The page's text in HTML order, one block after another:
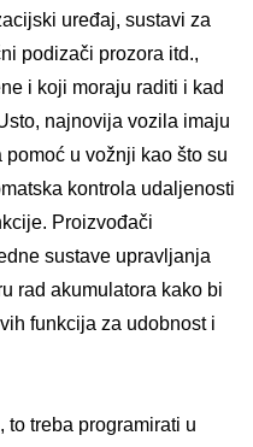
uređaj, sustavi za
podizači prozora itd.,
i koji moraju raditi i kad
najnovija vozila imaju
u vožnji kao što su
kontrola udaljenosti
Proizvođači
sustave upravljanja
rad akumulatora kako bi
funkcija za udobnost i
to treba programirati u